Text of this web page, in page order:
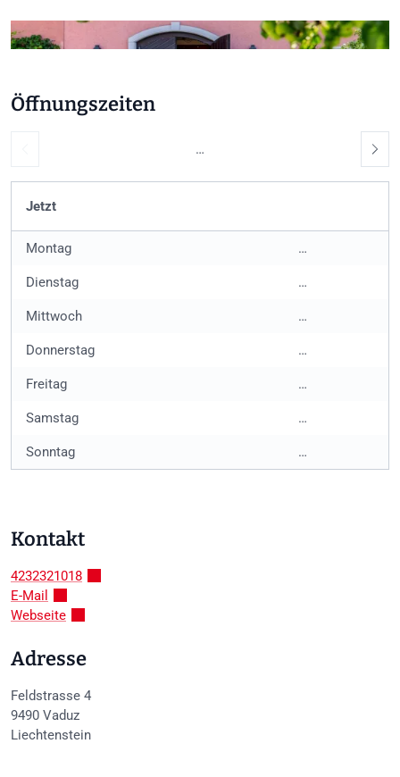
Öffnungszeiten
…
Jetzt
Montag …
Dienstag …
Mittwoch …
Donnerstag …
Freitag …
Samstag …
Sonntag …
Kontakt
4232321018
E-Mail
Webseite
Adresse
Feldstrasse 4
9490 Vaduz
Liechtenstein